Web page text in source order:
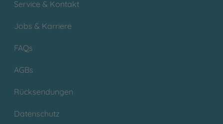
Service & Kontakt
Jobs & Karriere
FAQs
AGBs
Rücksendungen
Datenschutz